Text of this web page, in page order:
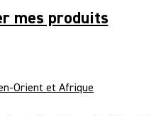
mes produits
Orient et Afrique